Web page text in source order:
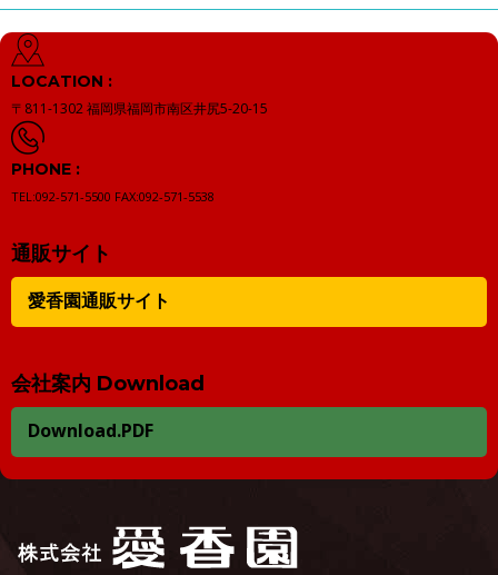
LOCATION :
〒811-1302福岡県福岡市南区井尻5-20-15
PHONE :
TEL:092-571-5500 FAX:092-571-5538
通販サイト
愛香園通販サイト
会社案内 Download
Download.PDF